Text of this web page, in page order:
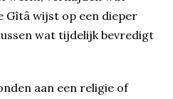
Gîtâ wijst op een dieper
wat tijdelijk bevredigt
aan een religie of